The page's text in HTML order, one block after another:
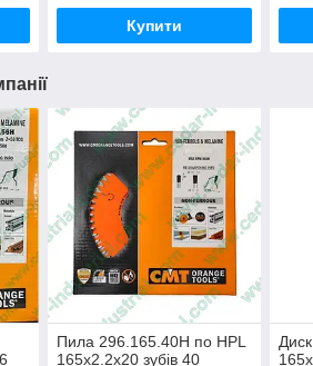
Купити
Пила 296.165.40H по HPL
165x2.2x20 зубів 40